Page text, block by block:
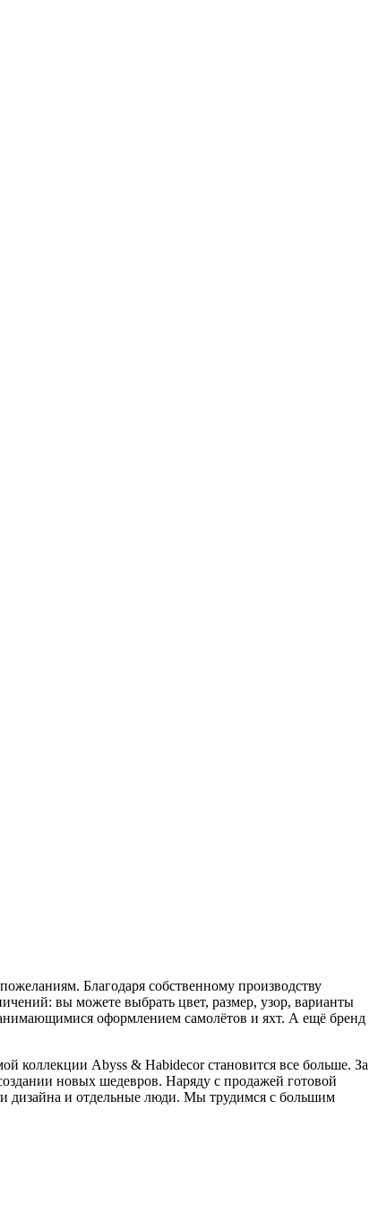
Благодаря собственному производству
вы можете выбрать цвет, размер, узор, варианты
оформлением самолётов и яхт. А ещё бренд
коллекции Abyss & Habidecor становится все больше. За
новых шедевров. Наряду с продажей готовой
дизайна и отдельные люди. Мы трудимся с большим